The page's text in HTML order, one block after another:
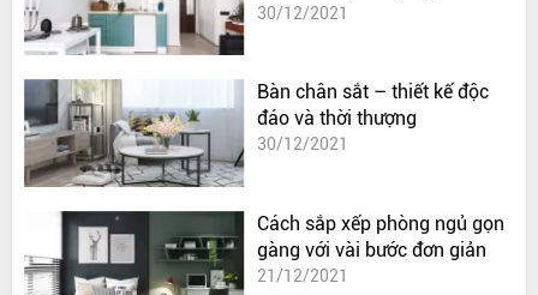
30/12/2021
Bàn chân sắt – thiết kế độc
đáo và thời thượng
30/12/2021
Cách sắp xếp phòng ngủ gọn
gàng với vài bước đơn giản
21/12/2021